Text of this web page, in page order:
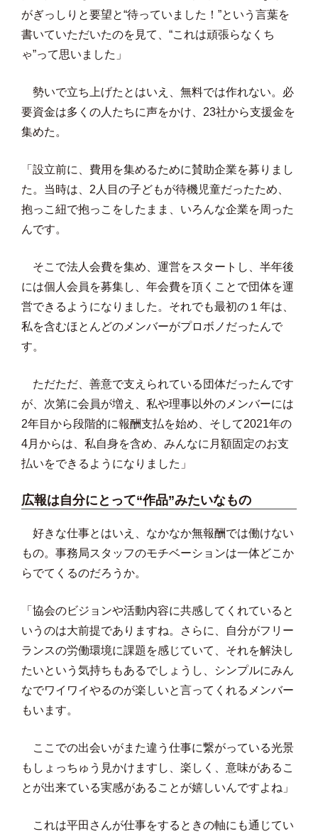
がぎっしりと要望と“待っていました！”という言葉を
書いていただいたのを見て、“これは頑張らなくち
ゃ”って思いました」
勢いで立ち上げたとはいえ、無料では作れない。必
要資金は多くの人たちに声をかけ、23社から支援金を
集めた。
「設立前に、費用を集めるために賛助企業を募りまし
た。当時は、2人目の子どもが待機児童だったため、
抱っこ紐で抱っこをしたまま、いろんな企業を周った
んです。
そこで法人会費を集め、運営をスタートし、半年後
には個人会員を募集し、年会費を頂くことで団体を運
営できるようになりました。それでも最初の１年は、
私を含むほとんどのメンバーがプロボノだったんで
す。
ただただ、善意で支えられている団体だったんです
が、次第に会員が増え、私や理事以外のメンバーには
2年目から段階的に報酬支払を始め、そして2021年の
4月からは、私自身を含め、みんなに月額固定のお支
払いをできるようになりました」
広報は自分にとって“作品”みたいなもの
好きな仕事とはいえ、なかなか無報酬では働けない
もの。事務局スタッフのモチベーションは一体どこか
らでてくるのだろうか。
「協会のビジョンや活動内容に共感してくれていると
いうのは大前提でありますね。さらに、自分がフリー
ランスの労働環境に課題を感じていて、それを解決し
たいという気持ちもあるでしょうし、シンプルにみん
なでワイワイやるのが楽しいと言ってくれるメンバー
もいます。
ここでの出会いがまた違う仕事に繋がっている光景
もしょっちゅう見かけますし、楽しく、意味があるこ
とが出来ている実感があることが嬉しいんですよね」
これは平田さんが仕事をするときの軸にも通じてい